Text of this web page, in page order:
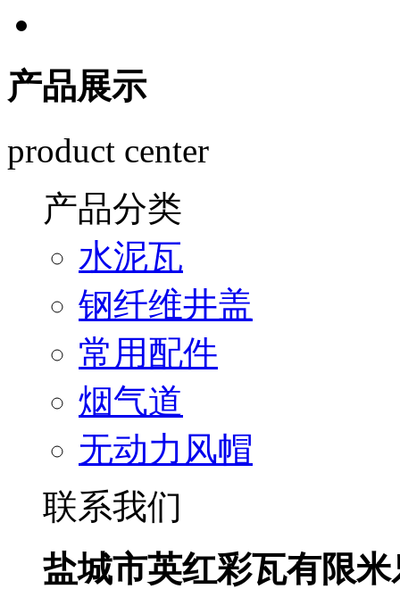
产品展示
product center
产品分类
水泥瓦
钢纤维井盖
常用配件
烟气道
无动力风帽
联系我们
盐城市英红彩瓦有限